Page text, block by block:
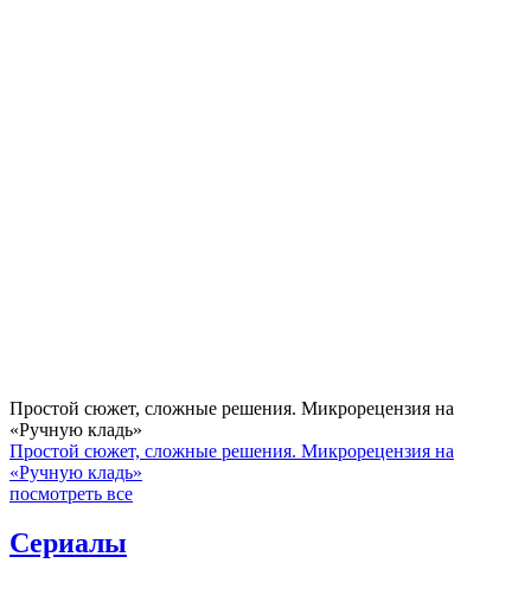
Простой сюжет, сложные решения. Микрорецензия на
«Ручную кладь»
Простой сюжет, сложные решения. Микрорецензия на
«Ручную кладь»
посмотреть все
Сериалы